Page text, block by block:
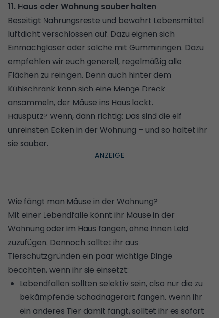
11. Haus oder Wohnung sauber halten
Beseitigt Nahrungsreste und bewahrt Lebensmittel
luftdicht verschlossen auf. Dazu eignen sich
Einmachgläser oder solche mit Gummiringen. Dazu
empfehlen wir euch generell, regelmäßig alle
Flächen zu reinigen. Denn auch hinter dem
Kühlschrank kann sich eine Menge Dreck
ansammeln, der Mäuse ins Haus lockt.
Hausputz? Wenn, dann richtig: Das sind die elf
unreinsten Ecken in der Wohnung – und so haltet ihr
sie sauber.
Wie fängt man Mäuse in der Wohnung?
Mit einer Lebendfalle könnt ihr Mäuse in der
Wohnung oder im Haus fangen, ohne ihnen Leid
zuzufügen. Dennoch solltet ihr aus
Tierschutzgründen ein paar wichtige Dinge
beachten, wenn ihr sie einsetzt:
Lebendfallen sollten selektiv sein, also nur die zu
bekämpfende Schadnagerart fangen. Wenn ihr
ein anderes Tier damit fangt, solltet ihr es sofort